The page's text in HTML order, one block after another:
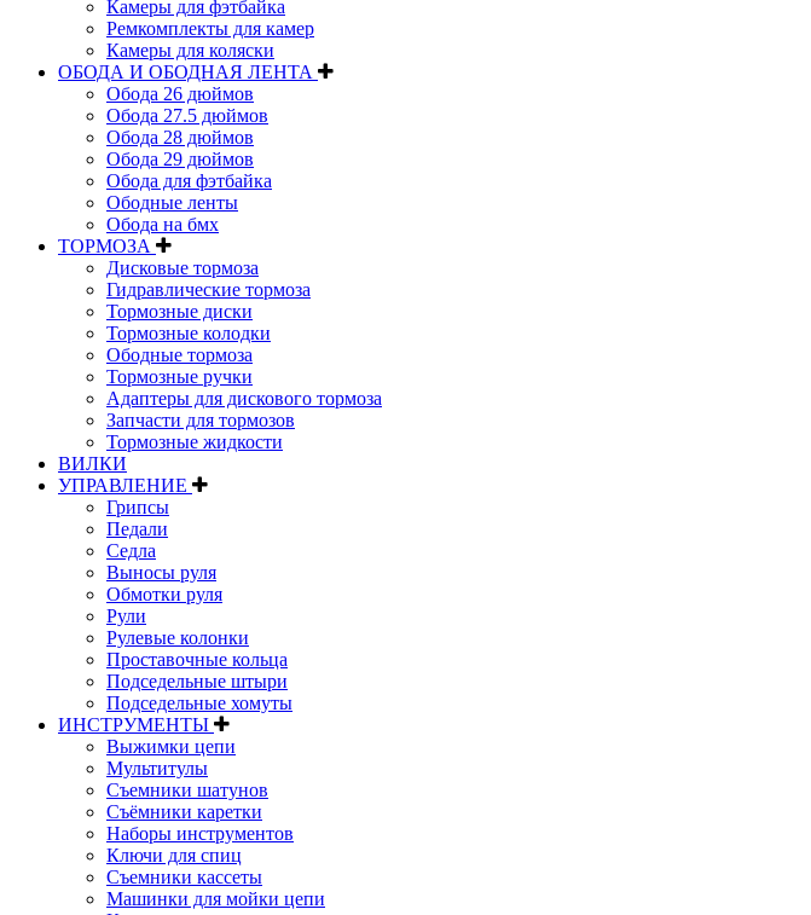
Камеры для фэтбайка
Ремкомплекты для камер
Камеры для коляски
ОБОДА И ОБОДНАЯ ЛЕНТА
Обода 26 дюймов
Обода 27.5 дюймов
Обода 28 дюймов
Обода 29 дюймов
Обода для фэтбайка
Ободные ленты
Обода на бмх
ТОРМОЗА
Дисковые тормоза
Гидравлические тормоза
Тормозные диски
Тормозные колодки
Ободные тормоза
Тормозные ручки
Адаптеры для дискового тормоза
Запчасти для тормозов
Тормозные жидкости
ВИЛКИ
УПРАВЛЕНИЕ
Грипсы
Педали
Седла
Выносы руля
Обмотки руля
Рули
Рулевые колонки
Проставочные кольца
Подседельные штыри
Подседельные хомуты
ИНСТРУМЕНТЫ
Выжимки цепи
Мультитулы
Съемники шатунов
Съёмники каретки
Наборы инструментов
Ключи для спиц
Съемники кассеты
Машинки для мойки цепи